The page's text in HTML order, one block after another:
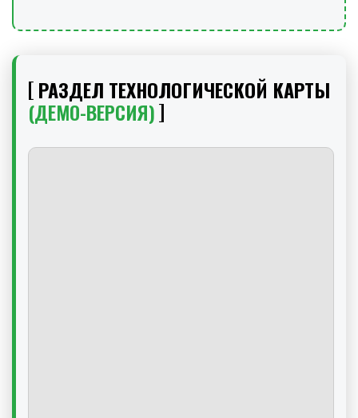
РАЗДЕЛ ТЕХНОЛОГИЧЕСКОЙ КАРТЫ
(ДЕМО-ВЕРСИЯ)